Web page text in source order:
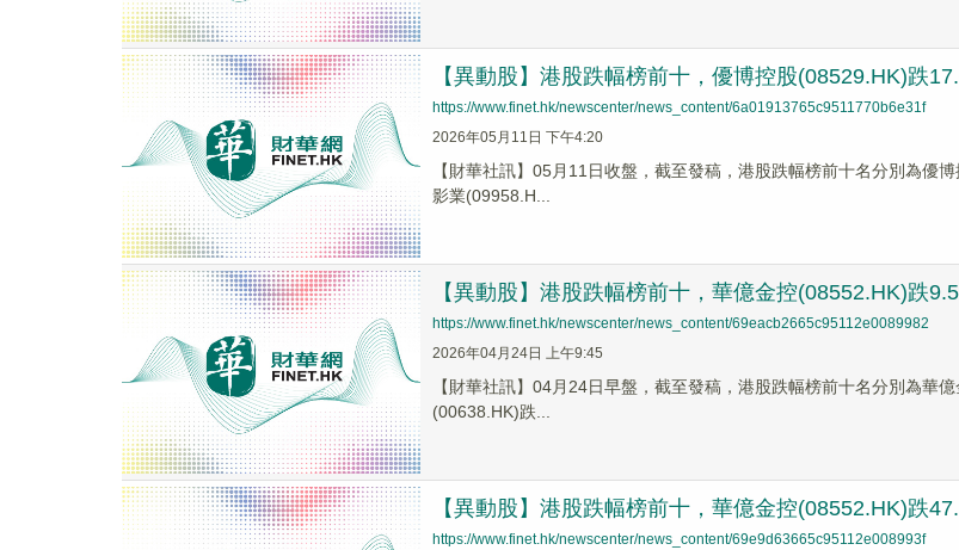
【異動股】港股跌幅榜前十，優博控股(08529.HK)跌
https://www.finet.hk/newscenter/news_content/6a01913765c9511770b6e31f
2026年05月11日 下午4:20
【財華社訊】05月11日收盤，截至發稿，港股跌幅榜前十名分別為
影業(09958.H...
【異動股】港股跌幅榜前十，華億金控(08552.HK)跌
https://www.finet.hk/newscenter/news_content/69eacb2665c95112e0089982
2026年04月24日 上午9:45
【財華社訊】04月24日早盤，截至發稿，港股跌幅榜前十名分別為
(00638.HK)跌...
【異動股】港股跌幅榜前十，華億金控(08552.HK)跌
https://www.finet.hk/newscenter/news_content/69e9d63665c95112e008993f